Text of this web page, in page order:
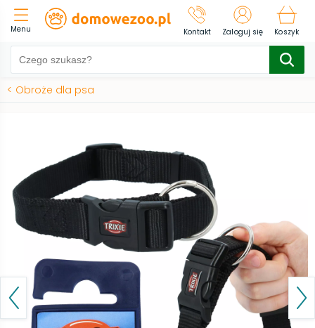
Menu Kontakt Zaloguj się Koszyk
< Obroże dla psa